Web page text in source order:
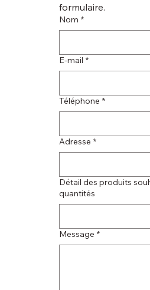
formulaire.
Nom *
E‑mail *
Téléphone *
Adresse *
Détail des produits
quantités
Message *